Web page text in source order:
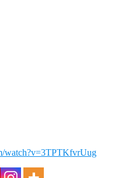
watch?v=3TPTKfvrUug